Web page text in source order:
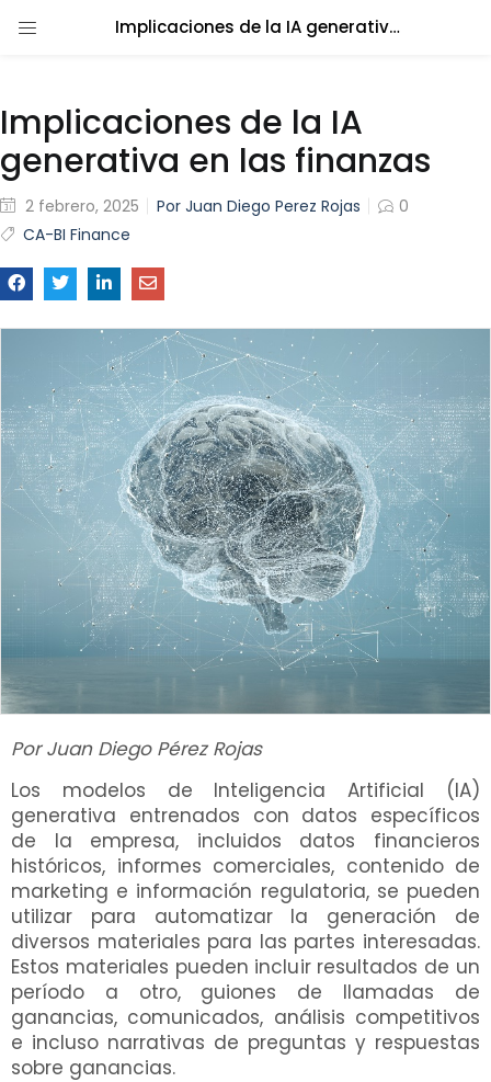
Implicaciones de la IA generativa en las finanzas
Implicaciones de la IA
generativa en las finanzas
2 febrero, 2025 Juan Diego Perez Rojas
0
CA-BI Finance
Por Juan Diego Pérez Rojas
Los modelos de Inteligencia Artificial (IA)
generativa entrenados con datos específicos
de la empresa, incluidos datos financieros
históricos, informes comerciales, contenido de
marketing e información regulatoria, se pueden
utilizar para automatizar la generación de
diversos materiales para las partes interesadas.
Estos materiales pueden incluir resultados de un
período a otro, guiones de llamadas de
ganancias, comunicados, análisis competitivos
e incluso narrativas de preguntas y respuestas
sobre ganancias.
LOGIN
Enter your username and password to
login.
Login
Lost password?